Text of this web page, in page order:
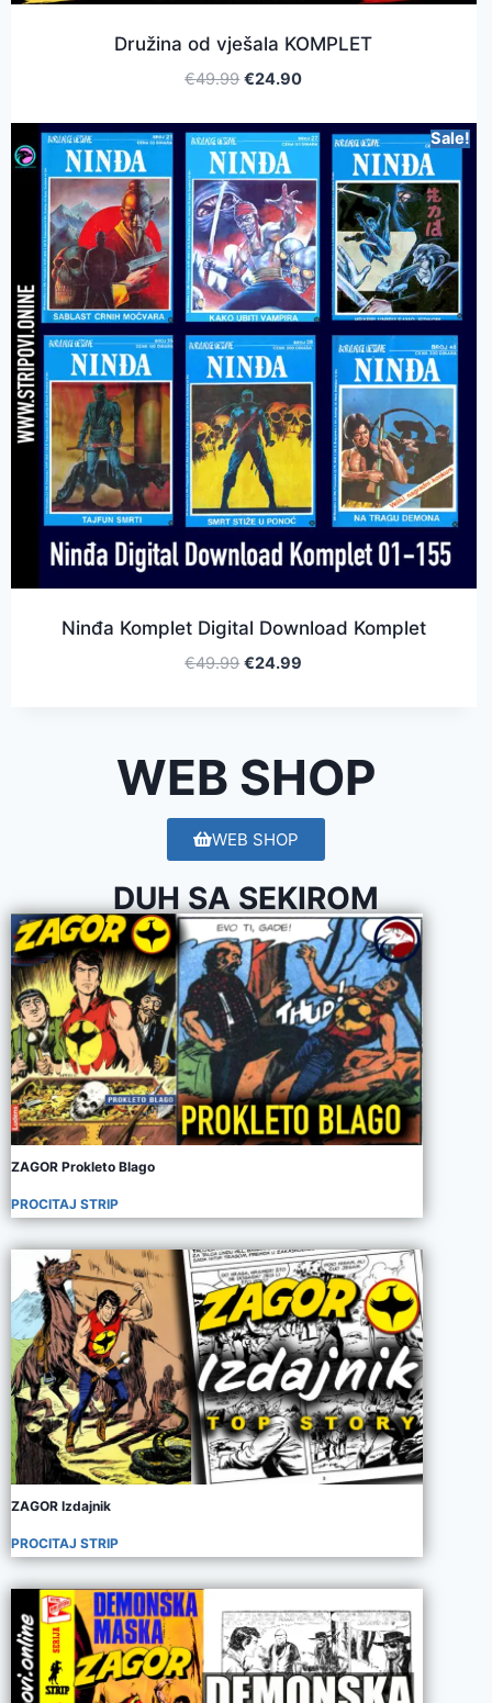
WEB SHOP
Družina od vješala KOMPLET
€49.99 €24.90
Sale!
Ninđa Komplet Digital Download Komplet
€49.99 €24.99
WEB SHOP
DUH SA SEKIROM
ZAGOR Prokleto Blago
PROCITAJ STRIP
ZAGOR Izdajnik
PROCITAJ STRIP